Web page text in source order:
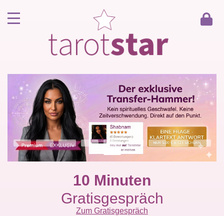
Kunde werden
Berater werden
Kartenlegen Gratisgespräch
Gästebuch
10 Minuten
Gratisgespräch
Zum Gratisgespräch